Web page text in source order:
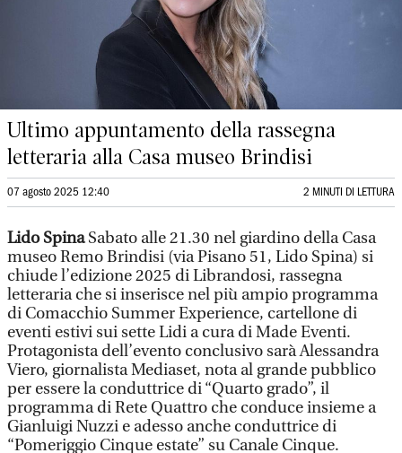
Ultimo appuntamento della rassegna
letteraria alla Casa museo Brindisi
07 agosto 2025 12:40 2 MINUTI DI LETTURA
Lido SpinaSabato alle 21.30 nel giardino della Casa
museo Remo Brindisi (via Pisano 51, Lido Spina) si
chiude l’edizione 2025 di Librandosi, rassegna
letteraria che si inserisce nel più ampio programma
di Comacchio Summer Experience, cartellone di
eventi estivi sui sette Lidi a cura di Made Eventi.
Protagonista dell’evento conclusivo sarà Alessandra
Viero, giornalista Mediaset, nota al grande pubblico
per essere la conduttrice di “Quarto grado”, il
programma di Rete Quattro che conduce insieme a
Gianluigi Nuzzi e adesso anche conduttrice di
“Pomeriggio Cinque estate” su Canale Cinque.